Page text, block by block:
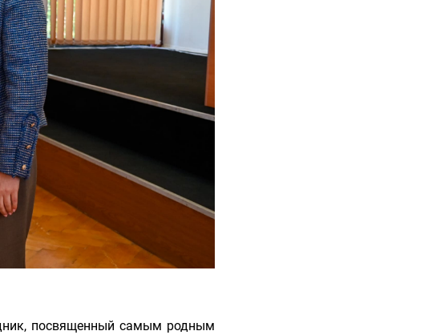
посвященный самым родным